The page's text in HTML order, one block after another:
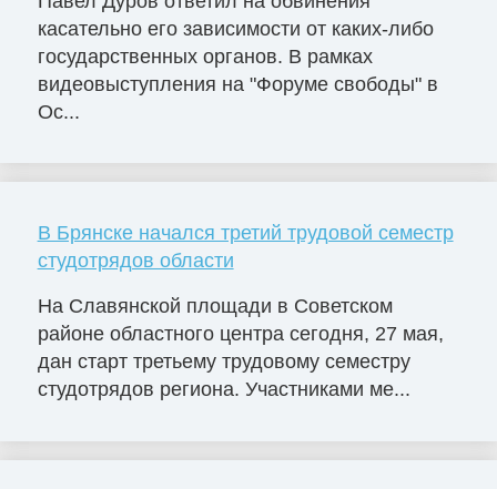
касательно его зависимости от каких-либо
государственных органов. В рамках
видеовыступления на "Форуме свободы" в
Ос...
В Брянске начался третий трудовой семестр
студотрядов области
На Славянской площади в Советском
районе областного центра сегодня, 27 мая,
дан старт третьему трудовому семестру
студотрядов региона. Участниками ме...